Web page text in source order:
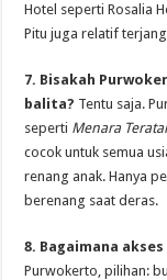
Hotel seperti Rosalia
Pitu juga relatif
7. Bisakah
balita? Tentu saja.
seperti Menara Teratai
cocok untuk semua
renang anak. Hanya
berenang saat deras.
8. Bagaimana
Purwokerto, pilihan: